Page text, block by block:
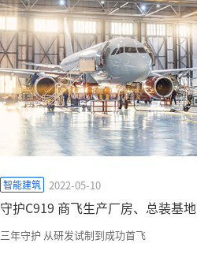
智能建筑 2022-05-10
守护C919 商飞生产厂房、总装基地
三年守护 从研发试制到成功首飞